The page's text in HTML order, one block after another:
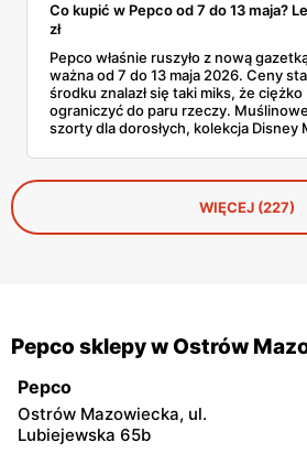
Co kupić w Pepco od 7 do 13 maja?
zł
Pepco właśnie ruszyło z nową
ważna od 7 do 13 maja 2026. Ceny
środku znalazł się taki miks, że ciężko
ograniczyć do paru rzeczy.
szorty dla dorosłych, kolekcja Disney
zabawki, akcesoria dla zwierząt i
wisienki. Przejrzałam stronę po
co szkoda przejść obojętnie. Z
dodatkowo odbić 10% u kasy.WIĘCEJ (227)
Pepco sklepy w Ostrów
Pepco
Ostrów Mazowiecka, ul.
Lubiejewska 65b